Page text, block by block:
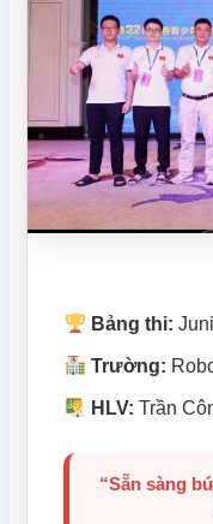
Bảng thi:
Trường:
HLV: Trần
“Sẵn sàng